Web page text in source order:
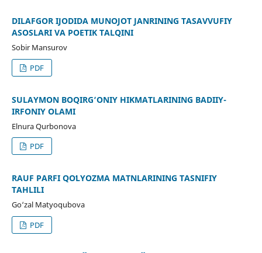
DILAFGOR IJODIDA MUNOJOT JANRINING TASAVVUFIY
ASOSLARI VA POETIK TALQINI
Sobir Mansurov
PDF
SULAYMON BOQIRG‘ONIY HIKMATLARINING BADIIY-
IRFONIY OLAMI
Elnura Qurbonova
PDF
RAUF PARFI QOʻLYOZMA MATNLARINING TASNIFIY
TAHLILI
Go‘zal Matyoqubova
PDF